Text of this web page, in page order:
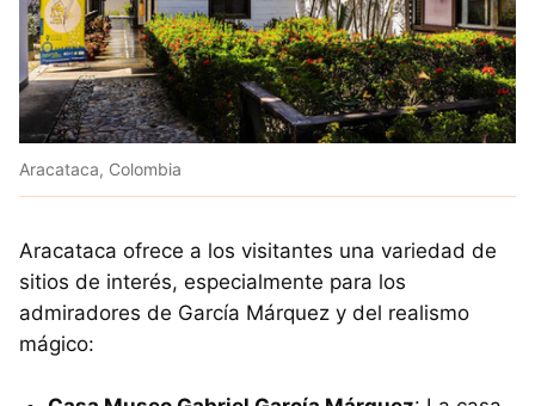
Aracataca, Colombia
Aracataca ofrece a los visitantes una variedad de
sitios de interés, especialmente para los
admiradores de García Márquez y del realismo
mágico: